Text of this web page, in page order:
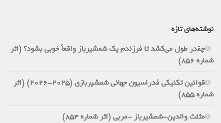
نوشته‌های تازه
چقدر طول می‌کشد تا فرزندم یک شمشیرباز واقعاً خوبی بشود؟ (اثر
شماره 856)
قوانین تکنیکی فدراسیون جهانی شمشیربازی (2025-2026) (اثر
شماره 855)
مثلث والدین-شمشیرباز -مربی (اثر شماره 854)